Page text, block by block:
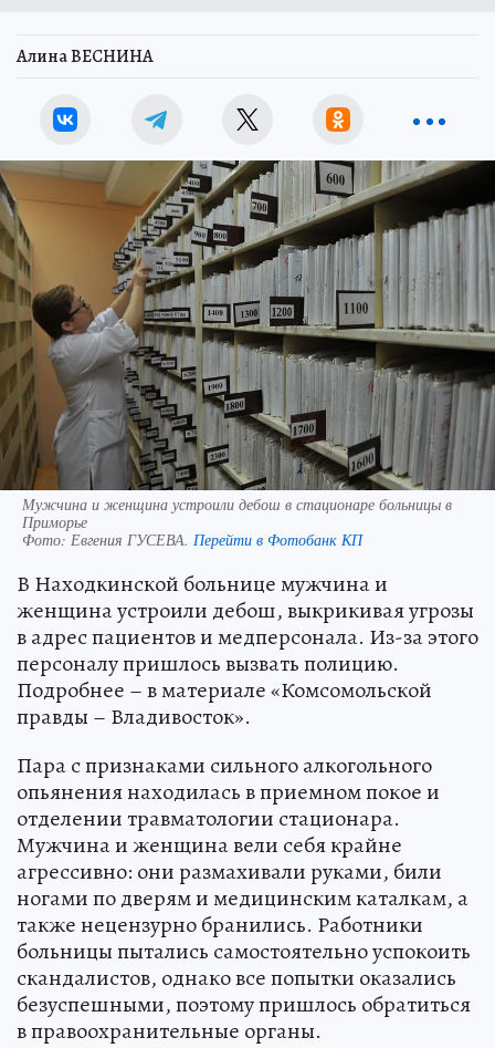
Алина ВЕСНИНА
Мужчина и женщина устроили дебош в стационаре больницы в
Приморье
Фото: Евгения ГУСЕВА. Перейти в Фотобанк КП
В Находкинской больнице мужчина и
женщина устроили дебош, выкрикивая угрозы
в адрес пациентов и медперсонала. Из-за этого
персоналу пришлось вызвать полицию.
Подробнее – в материале «Комсомольской
правды – Владивосток».
Пара с признаками сильного алкогольного
опьянения находилась в приемном покое и
отделении травматологии стационара.
Мужчина и женщина вели себя крайне
агрессивно: они размахивали руками, били
ногами по дверям и медицинским каталкам, а
также нецензурно бранились. Работники
больницы пытались самостоятельно успокоить
скандалистов, однако все попытки оказались
безуспешными, поэтому пришлось обратиться
в правоохранительные органы.